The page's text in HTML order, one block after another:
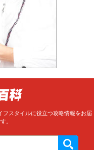
スタイルに役立つ攻略情報をお届
。